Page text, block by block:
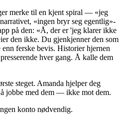
merke til en kjent spiral — «jeg
«ingen bryr seg egentlig»-
på den: «Å, der er 'jeg klarer ikke
den ikke. Du gjenkjenner den som
enn ferske bevis. Historier hjernen
hver gang. Å kalle dem
steget. Amanda hjelper deg
jobbe med dem — ikke mot dem.
konto nødvendig.